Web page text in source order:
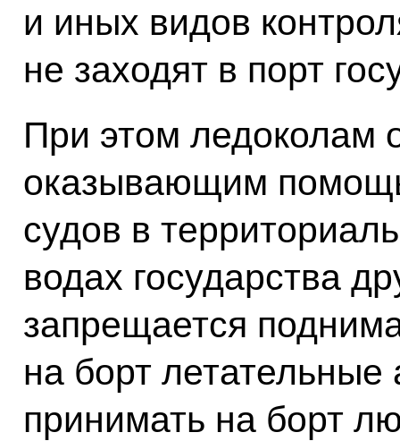
и иных видов
не заходят в порт
При этом ледоколам
оказывающим
судов в
водах государства
запрещается
на борт летательные
принимать на борт